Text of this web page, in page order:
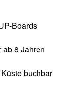
Boards
ab 8 Jahren
buchbar